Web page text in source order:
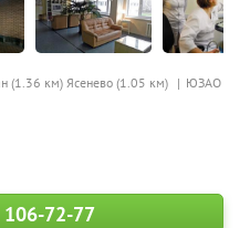
(1.36 км) Ясенево (1.05 км) ЮЗАО
106-72-77